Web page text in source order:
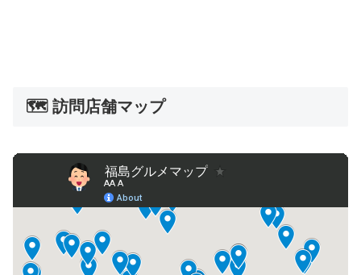
🗺️ 訪問店舗マップ